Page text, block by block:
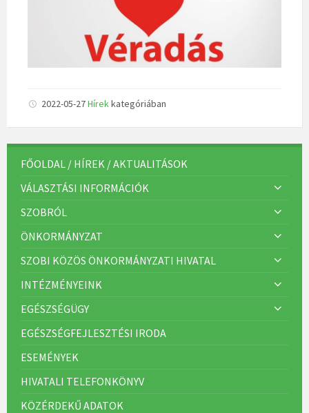
2022-05-27Hírekkategóriában
FŐOLDAL / HÍREK / AKTUALITÁSOK
VÁLASZTÁSI INFORMÁCIÓK
SZOBRÓL
ÖNKORMÁNYZAT
SZOBI KÖZÖS ÖNKORMÁNYZATI HIVATAL
INTÉZMÉNYEINK
EGÉSZSÉGÜGY
EGÉSZSÉGFEJLESZTÉSI IRODA
ESEMÉNYEK
HIVATALI TELEFONKÖNYV
KÖZÉRDEKŰ ADATOK